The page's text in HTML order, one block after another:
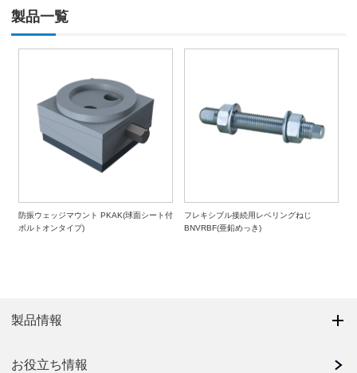
製品一覧
防振ウェッジマウント PKAK(球面シート付
ボルトオンタイプ)
フレキシブル接続用レベリングねじ
BNVRBF(亜鉛めっき)
製品情報
お役立ち情報